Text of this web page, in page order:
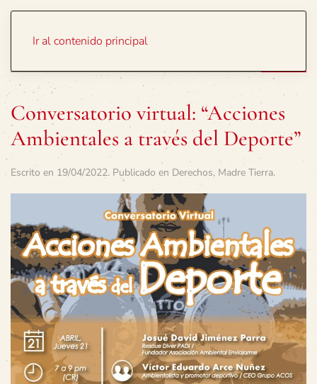
Ir al contenido principal
Conversatorio virtual: “Acciones
Ambientales a través del Deporte”
Escrito en 19/04/2022. Publicado en Derechos, Madre Tierra.